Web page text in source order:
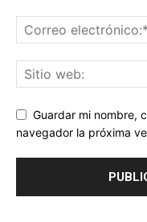
Guardar mi nombre,
navegador la próxima